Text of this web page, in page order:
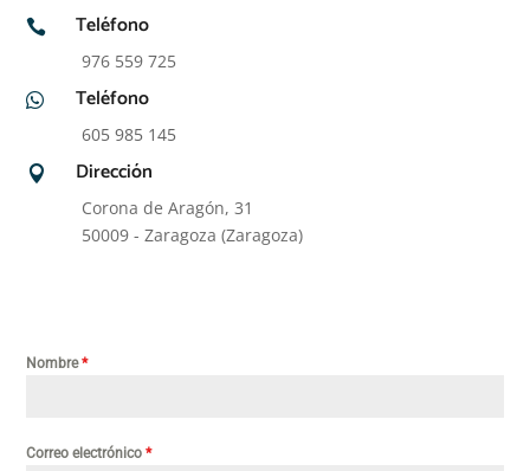
 Teléfono
976 559 725
 Teléfono
605 985 145
 Dirección
Corona de Aragón, 31
50009 - Zaragoza (Zaragoza)
Nombre*
Correo electrónico*